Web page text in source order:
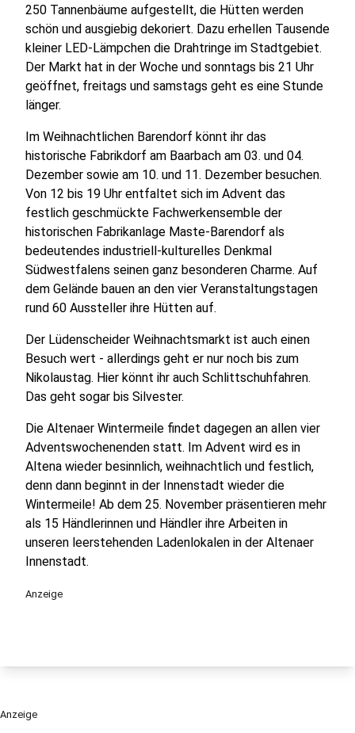
250 Tannenbäume aufgestellt, die Hütten werden
schön und ausgiebig dekoriert. Dazu erhellen Tausende
kleiner LED-Lämpchen die Drahtringe im Stadtgebiet.
Der Markt hat in der Woche und sonntags bis 21 Uhr
geöffnet, freitags und samstags geht es eine Stunde
länger.
Im Weihnachtlichen Barendorf könnt ihr das
historische Fabrikdorf am Baarbach am 03. und 04.
Dezember sowie am 10. und 11. Dezember besuchen.
Von 12 bis 19 Uhr entfaltet sich im Advent das
festlich geschmückte Fachwerkensemble der
historischen Fabrikanlage Maste-Barendorf als
bedeutendes industriell-kulturelles Denkmal
Südwestfalens seinen ganz besonderen Charme. Auf
dem Gelände bauen an den vier Veranstaltungstagen
rund 60 Aussteller ihre Hütten auf.
Der Lüdenscheider Weihnachtsmarkt ist auch einen
Besuch wert - allerdings geht er nur noch bis zum
Nikolaustag. Hier könnt ihr auch Schlittschuhfahren.
Das geht sogar bis Silvester.
Die Altenaer Wintermeile findet dagegen an allen vier
Adventswochenenden statt. Im Advent wird es in
Altena wieder besinnlich, weihnachtlich und festlich,
denn dann beginnt in der Innenstadt wieder die
Wintermeile! Ab dem 25. November präsentieren mehr
als 15 Händlerinnen und Händler ihre Arbeiten in
unseren leerstehenden Ladenlokalen in der Altenaer
Innenstadt.
Anzeige
Anzeige